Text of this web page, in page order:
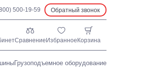
500-19-59 Обратный звонок
СравнениеИзбранноеКорзина
Грузоподъемное оборудование
машины